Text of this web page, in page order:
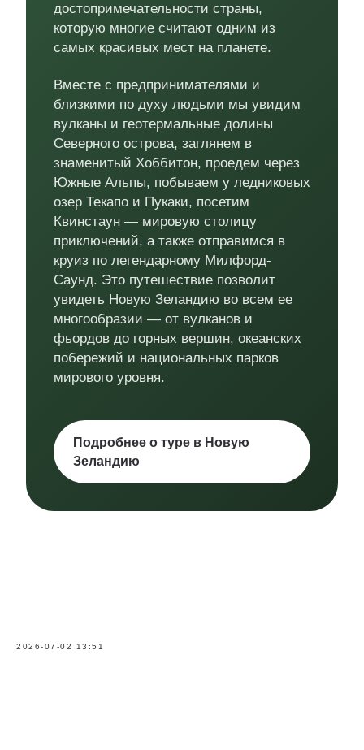
достопримечательности страны,
которую многие считают одним из
самых красивых мест на планете.
Вместе с предпринимателями и
близкими по духу людьми мы увидим
вулканы и геотермальные долины
Северного острова, заглянем в
знаменитый Хоббитон, проедем через
Южные Альпы, побываем у ледниковых
озер Текапо и Пукаки, посетим
Квинстаун — мировую столицу
приключений, а также отправимся в
круиз по легендарному Милфорд-
Саунд. Это путешествие позволит
увидеть Новую Зеландию во всем ее
многообразии — от вулканов и
фьордов до горных вершин, океанских
побережий и национальных парков
мирового уровня.
Подробнее о туре в Новую
Зеландию
2026-07-02 13:51